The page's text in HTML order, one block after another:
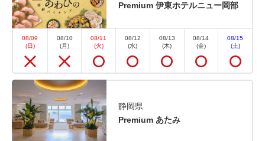
朝食・夕食 現地払い・Web決済
in 15:00~ 19:00 / out 11:00まで
WEB予約限定！45日前までのご予約でお得に宿泊！
室数に限りがあるので、ご予約はお早めに！ 有名温
泉地で楽しむ温泉と種類豊富なバイキング、そして心
づくしのおもてなし。満足できる旅をリーズナブルに
お楽しみください。 季節料理や郷土料理に加えて...
Premium 伊東ホテルニュー岡部
08/09
(日)
08/10
(月)
08/11
(火)
08/12
(水)
08/13
(木)
08/14
(金)
08/15
(土)
静岡県
Premium あたみ